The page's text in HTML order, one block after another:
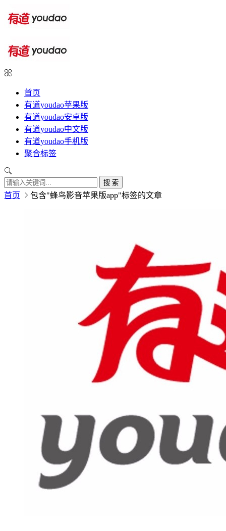
首页
有道youdao苹果版
有道youdao安卓版
有道youdao中文版
有道youdao手机版
聚合标签
搜 索
首页 包含"蜂鸟影音苹果版app"标签的文章